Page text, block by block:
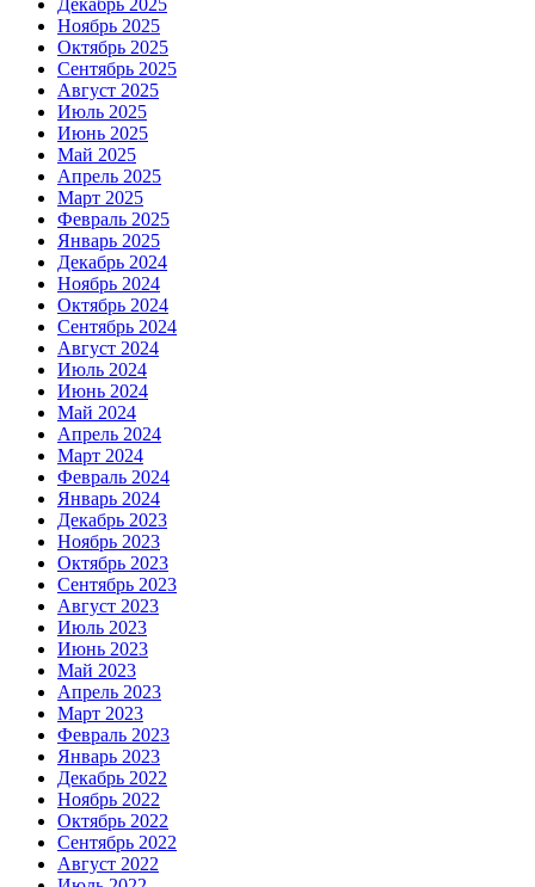
Ноябрь 2025
Октябрь 2025
Сентябрь 2025
Август 2025
Июль 2025
Июнь 2025
Май 2025
Апрель 2025
Март 2025
Февраль 2025
Январь 2025
Декабрь 2024
Ноябрь 2024
Октябрь 2024
Сентябрь 2024
Август 2024
Июль 2024
Июнь 2024
Май 2024
Апрель 2024
Март 2024
Февраль 2024
Январь 2024
Декабрь 2023
Ноябрь 2023
Октябрь 2023
Сентябрь 2023
Август 2023
Июль 2023
Июнь 2023
Май 2023
Апрель 2023
Март 2023
Февраль 2023
Январь 2023
Декабрь 2022
Ноябрь 2022
Октябрь 2022
Сентябрь 2022
Август 2022